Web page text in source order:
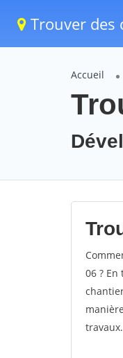
Trouver des
Accueil
06 ?
travaux.